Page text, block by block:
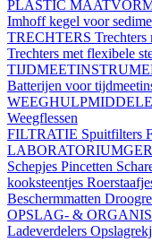
PLASTIC
Imhoff kegel voor
TRECHTERS Trechters
Trechters met flexibele
Batterijen voor
Weegflessen
FILTRATIE Spuitfilters
Schepjes Pincetten
kooksteentjes
Beschermmatten
OPSLAG- &
Ladeverdelers